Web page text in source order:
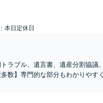
本日定休日
ラブル、遺言書、遺産分割協議
数】専門的な部分もわかりやす